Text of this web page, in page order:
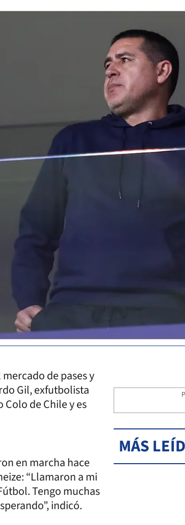
de pases y
Gil, exfutbolista
de Chile y es
en marcha hace
“Llamaron a mi
Tengo muchas
indicó.
MÁS